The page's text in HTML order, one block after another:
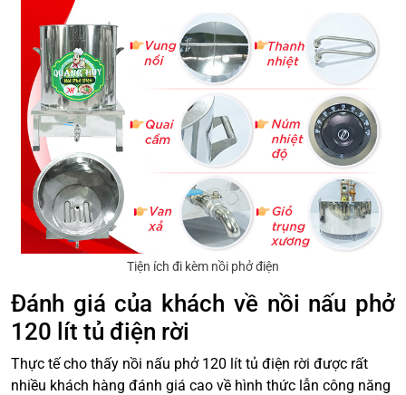
Tiện ích đi kèm nồi phở điện
Đánh giá của khách về nồi nấu phở
120 lít tủ điện rời
Thực tế cho thấy nồi nấu phở 120 lít tủ điện rời được rất
nhiều khách hàng đánh giá cao về hình thức lẫn công năng